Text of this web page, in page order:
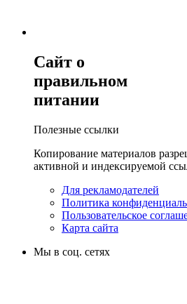
Сайт о
правильном
питании
Полезные ссылки
Копирование материалов
активной и индексируемой
Для рекламодателей
Политика
Пользовательское
Карта сайта
Мы в соц. сетях